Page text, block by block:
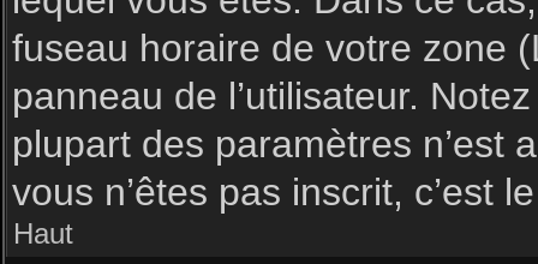
fuseau horaire de votre zone
panneau de l’utilisateur.
plupart des paramètres n’est
vous n’êtes pas inscrit, c’est
Haut